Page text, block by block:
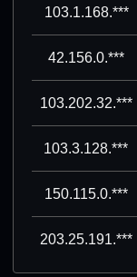
103.1.168.***
42.156.0.***
103.202.32.***
103.3.128.***
150.115.0.***
203.25.191.***